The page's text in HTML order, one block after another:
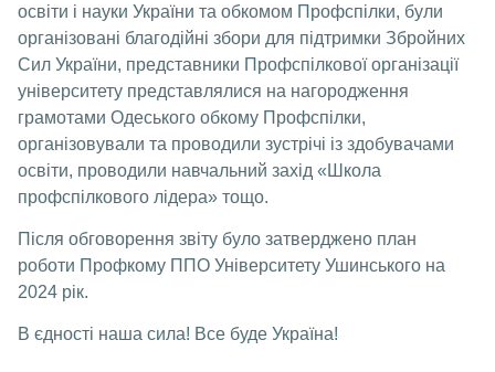
освіти і науки України та обкомом Профспілки, були
організовані благодійні збори для підтримки Збройних
Сил України, представники Профспілкової організації
університету представлялися на нагородження
грамотами Одеського обкому Профспілки,
організовували та проводили зустрічі із здобувачами
освіти, проводили навчальний захід «Школа
профспілкового лідера» тощо.
Після обговорення звіту було затверджено план
роботи Профкому ППО Університету Ушинського на
2024 рік.
В єдності наша сила! Все буде Україна!